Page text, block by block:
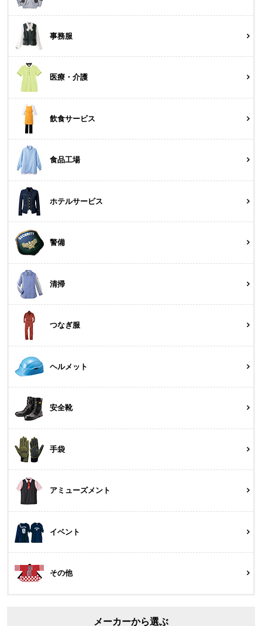
事務服
医療・介護
飲食サービス
食品工場
ホテルサービス
警備
清掃
つなぎ服
ヘルメット
安全靴
手袋
アミューズメント
イベント
その他
メーカーから選ぶ